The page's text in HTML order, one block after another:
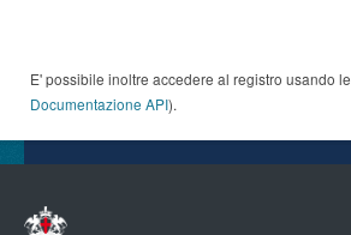
E' possibile inoltre accedere al registro usando le
Documentazione API).